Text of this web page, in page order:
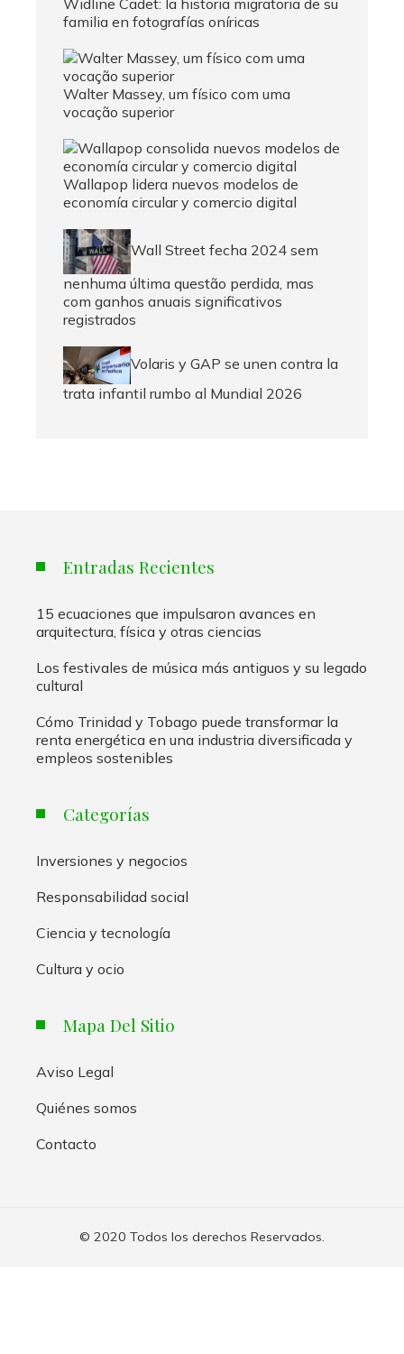
familia en fotografías oníricas
Walter Massey, um físico com uma
vocação superior
Wallapop lidera nuevos modelos de
economía circular y comercio digital
Wall Street fecha 2024 sem
nenhuma última questão perdida, mas
com ganhos anuais significativos
registrados
Volaris y GAP se unen contra la
trata infantil rumbo al Mundial 2026
Entradas Recientes
15 ecuaciones que impulsaron avances en
arquitectura, física y otras ciencias
Los festivales de música más antiguos y su legado
cultural
Cómo Trinidad y Tobago puede transformar la
renta energética en una industria diversificada y
empleos sostenibles
Categorías
Inversiones y negocios
Responsabilidad social
Ciencia y tecnología
Cultura y ocio
Mapa Del Sitio
Aviso Legal
Quiénes somos
Contacto
© 2020 Todos los derechos Reservados.